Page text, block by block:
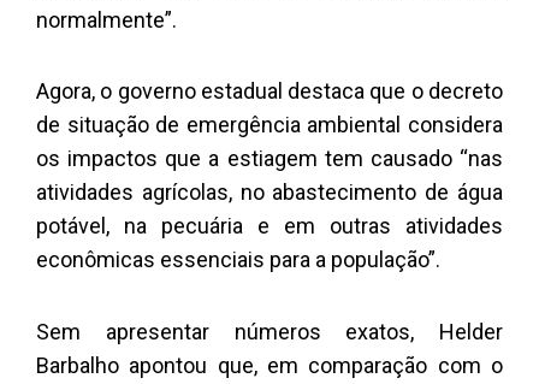
normalmente”.
Agora, o governo estadual destaca que o decreto
de situação de emergência ambiental considera
os impactos que a estiagem tem causado “nas
atividades agrícolas, no abastecimento de água
potável, na pecuária e em outras atividades
econômicas essenciais para a população”.
Sem apresentar números exatos, Helder
Barbalho apontou que, em comparação com o